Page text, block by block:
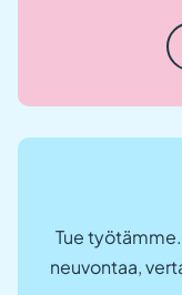
Tue
neuvontaa,